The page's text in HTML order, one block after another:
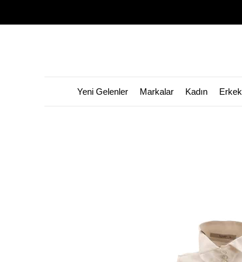
Yeni Gelenler Markalar Kadın Erkek